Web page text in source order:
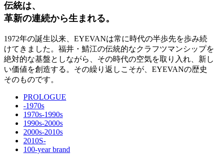
伝統は、
革新の連続から生まれる。
1972年の誕生以来、EYEVANは常に時代の半歩先を歩み続
けてきました。福井・鯖江の伝統的なクラフツマンシップを
絶対的な基盤としながら、その時代の空気を取り入れ、新し
い価値を創造する。その繰り返しこそが、EYEVANの歴史
そのものです。
PROLOGUE
-1970s
1970s-1990s
1990s-2000s
2000s-2010s
2010S-
100-year brand